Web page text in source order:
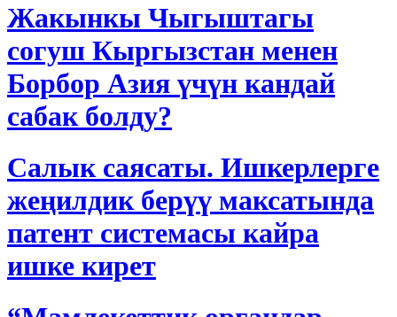
Жакынкы Чыгыштагы
согуш Кыргызстан менен
Борбор Азия үчүн кандай
сабак болду?
Салык саясаты. Ишкерлерге
жеңилдик берүү максатында
патент системасы кайра
ишке кирет